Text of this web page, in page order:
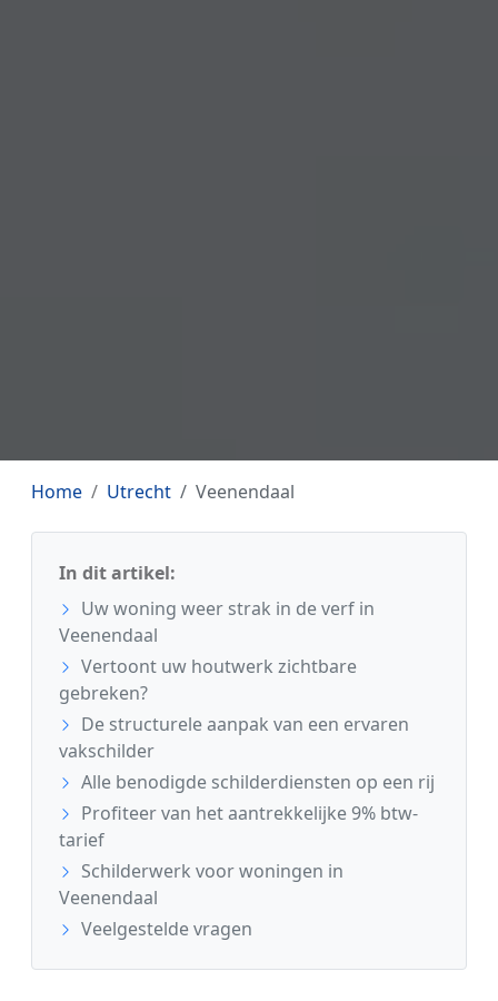
Home Utrecht Veenendaal
In dit artikel:
Uw woning weer strak in de verf in
Veenendaal
Vertoont uw houtwerk zichtbare
gebreken?
De structurele aanpak van een ervaren
vakschilder
Alle benodigde schilderdiensten op een rij
Profiteer van het aantrekkelijke 9% btw-
tarief
Schilderwerk voor woningen in
Veenendaal
Veelgestelde vragen